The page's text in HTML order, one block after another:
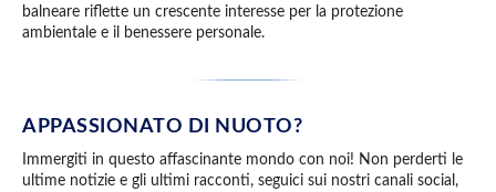
balneare riflette un crescente interesse per la protezione
ambientale e il benessere personale.
APPASSIONATO DI NUOTO?
Immergiti in questo affascinante mondo con noi! Non perderti le
ultime notizie e gli ultimi racconti, seguici sui nostri canali social,